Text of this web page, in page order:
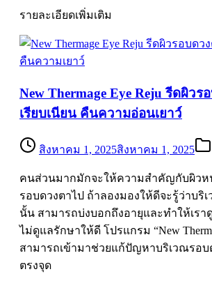
รายละเอียดเพิ่มเติม
New Thermage Eye Reju รีดผิวร
เรียบเนียน คืนความอ่อนเยาว์
สิงหาคม 1, 2025สิงหาคม 1, 2025
คนส่วนมากมักจะให้ความสำคัญกับผิวห
รอบดวงตาไป ถ้าลองมองให้ดีจะรู้ว่าบริ
นั้น สามารถบ่งบอกถึงอายุและทำให้เรา
ไม่ดูแลรักษาให้ดี โปรแกรม “New
สามารถเข้ามาช่วยแก้ปัญหาบริเวณรอบ
ตรงจุด